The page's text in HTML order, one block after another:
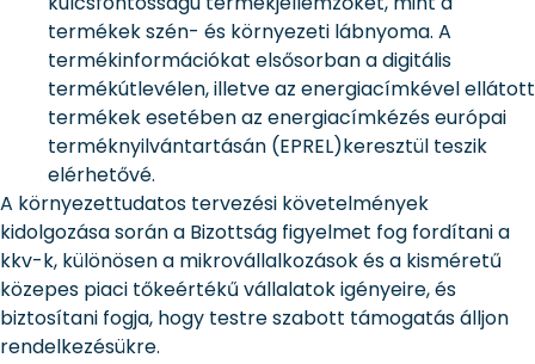
termékek szén- és környezeti lábnyoma. A
termékinformációkat elsősorban a digitális
termékútlevélen, illetve az energiacímkével ellátott
termékek esetében az energiacímkézés európai
terméknyilvántartásán (EPREL)keresztül teszik
elérhetővé.
A környezettudatos tervezési követelmények
kidolgozása során a Bizottság figyelmet fog fordítani a
kkv-k, különösen a mikrovállalkozások és a kisméretű
közepes piaci tőkeértékű vállalatok igényeire, és
biztosítani fogja, hogy testre szabott támogatás álljon
rendelkezésükre.